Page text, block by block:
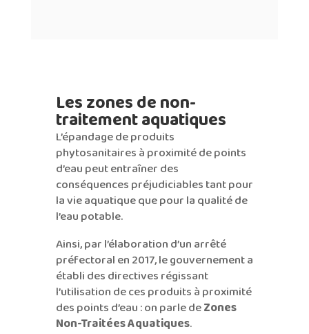
Les zones de non-
traitement aquatiques
L’épandage de produits
phytosanitaires à proximité de points
d’eau peut entraîner des
conséquences préjudiciables tant pour
la vie aquatique que pour la qualité de
l’eau potable.
Ainsi, par l’élaboration d’un arrêté
préfectoral en 2017, le gouvernement a
établi des directives régissant
l’utilisation de ces produits à proximité
des points d’eau : on parle deZones
Non-Traitées Aquatiques.